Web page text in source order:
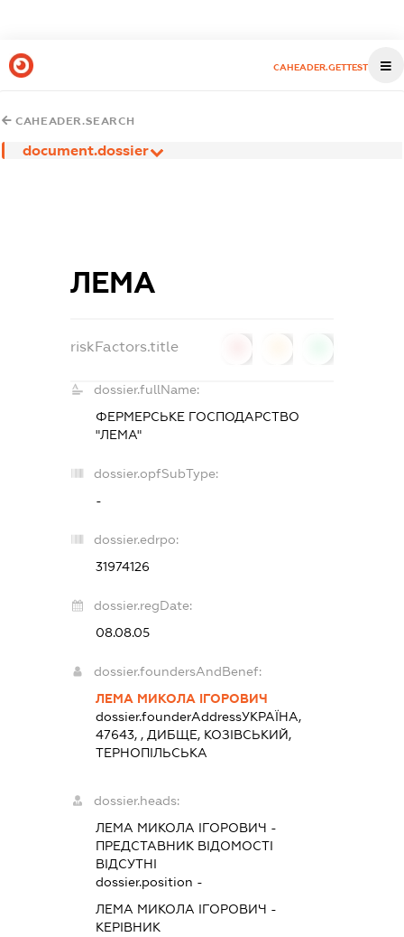
CAHEADER.GETTEST
CAHEADER.SEARCH
document.dossier
ЛЕМА
riskFactors.title
dossier.fullName:
ФЕРМЕРСЬКЕ ГОСПОДАРСТВО
"ЛЕМА"
dossier.opfSubType:
-
dossier.edrpo:
31974126
dossier.regDate:
08.08.05
dossier.foundersAndBenef:
ЛЕМА МИКОЛА ІГОРОВИЧ
dossier.founderAddressУКРАЇНА,
47643, , ДИБЩЕ, КОЗІВСЬКИЙ,
ТЕРНОПІЛЬСЬКА
dossier.heads:
ЛЕМА МИКОЛА ІГОРОВИЧ -
ПРЕДСТАВНИКВІДОМОСТІ
ВІДСУТНІ
dossier.position -
ЛЕМА МИКОЛА ІГОРОВИЧ -
КЕРІВНИК